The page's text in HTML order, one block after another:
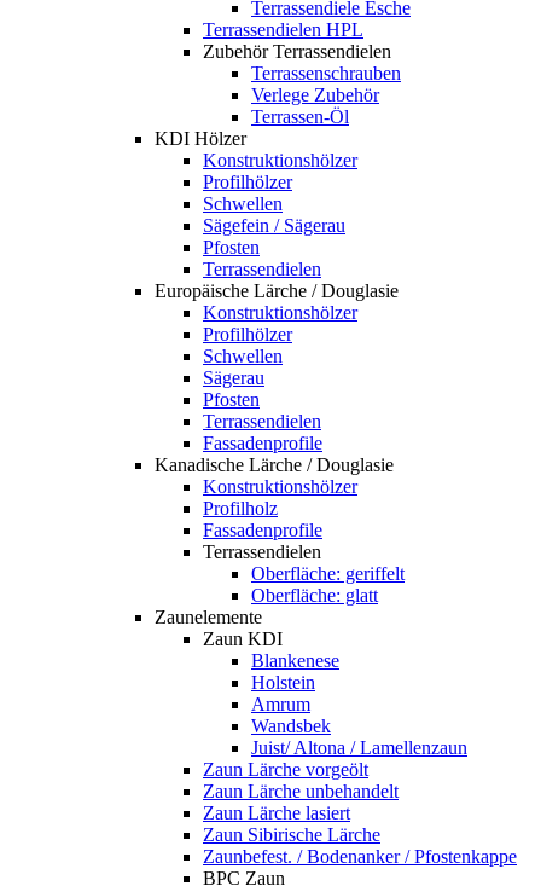
Terrassendiele Esche
Terrassendielen HPL
Zubehör Terrassendielen
Terrassenschrauben
Verlege Zubehör
Terrassen-Öl
KDI Hölzer
Konstruktionshölzer
Profilhölzer
Schwellen
Sägefein / Sägerau
Pfosten
Terrassendielen
Europäische Lärche / Douglasie
Konstruktionshölzer
Profilhölzer
Schwellen
Sägerau
Pfosten
Terrassendielen
Fassadenprofile
Kanadische Lärche / Douglasie
Konstruktionshölzer
Profilholz
Fassadenprofile
Terrassendielen
Oberfläche: geriffelt
Oberfläche: glatt
Zaunelemente
Zaun KDI
Blankenese
Holstein
Amrum
Wandsbek
Juist/ Altona / Lamellenzaun
Zaun Lärche vorgeölt
Zaun Lärche unbehandelt
Zaun Lärche lasiert
Zaun Sibirische Lärche
Zaunbefest. / Bodenanker / Pfostenkappe
BPC Zaun